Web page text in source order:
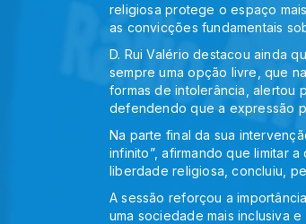
religiosa protege o espaço
as convicções fundamentais
D. Rui Valério destacou ainda
sempre uma opção livre, que
formas de intolerância, alertou
defendendo que a expressão
Na parte final da sua
infinito”, afirmando que limitar
liberdade religiosa, concluiu,
A sessão reforçou a
uma sociedade mais inclusiva e